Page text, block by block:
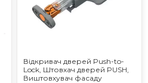
Відкривач дверей Push-to-
Lock, Штовхач дверей PUSH,
Виштовхувач фасаду